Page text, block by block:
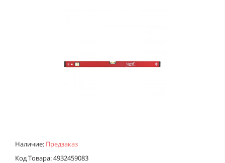
Наличие: Предзаказ
Код Товара: 4932459083